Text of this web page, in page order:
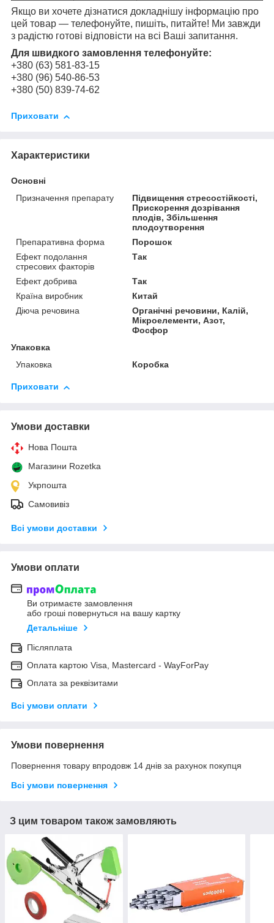
Якщо ви хочете дізнатися докладнішу інформацію про
цей товар — телефонуйте, пишіть, питайте! Ми завжди
з радістю готові відповісти на всі Ваші запитання.
Для швидкого замовлення телефонуйте:
+380 (63) 581-83-15
+380 (96) 540-86-53
+380 (50) 839-74-62
Приховати
Характеристики
Основні
Призначення препарату
Підвищення стресостійкості,
Прискорення дозрівання
плодів, Збільшення
плодоутворення
Препаративна форма
Порошок
Ефект подолання
стресових факторів
Так
Ефект добрива
Так
Країна виробник
Китай
Діюча речовина
Органічні речовини, Калій,
Мікроелементи, Азот,
Фосфор
Упаковка
Упаковка
Коробка
Приховати
Умови доставки
Нова Пошта
Магазини Rozetka
Укрпошта
Самовивіз
Всі умови доставки
Умови оплати
Ви отримаєте замовлення
або гроші повернуться на вашу картку
Детальніше
Післяплата
Оплата картою Visa, Mastercard - WayForPay
Оплата за реквізитами
Всі умови оплати
Умови повернення
Повернення товару впродовж 14 днів за рахунок покупця
Всі умови повернення
З цим товаром також замовляють